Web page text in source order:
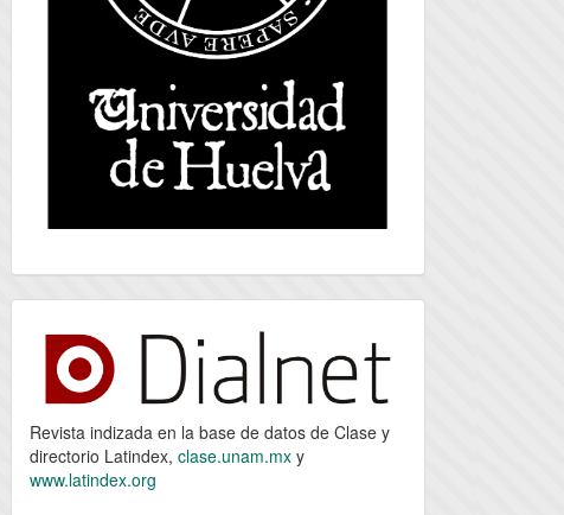
index
Revista indizada en la base de datos de Clase y
directorio Latindex, clase.unam.mx y
www.latindex.org